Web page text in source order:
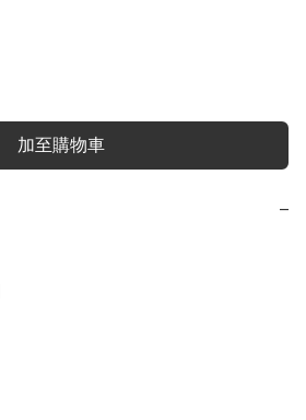
加至購物車
−